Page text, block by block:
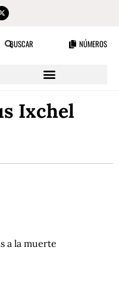
BUSCAR NÚMEROS
Ixchel
a la muerte